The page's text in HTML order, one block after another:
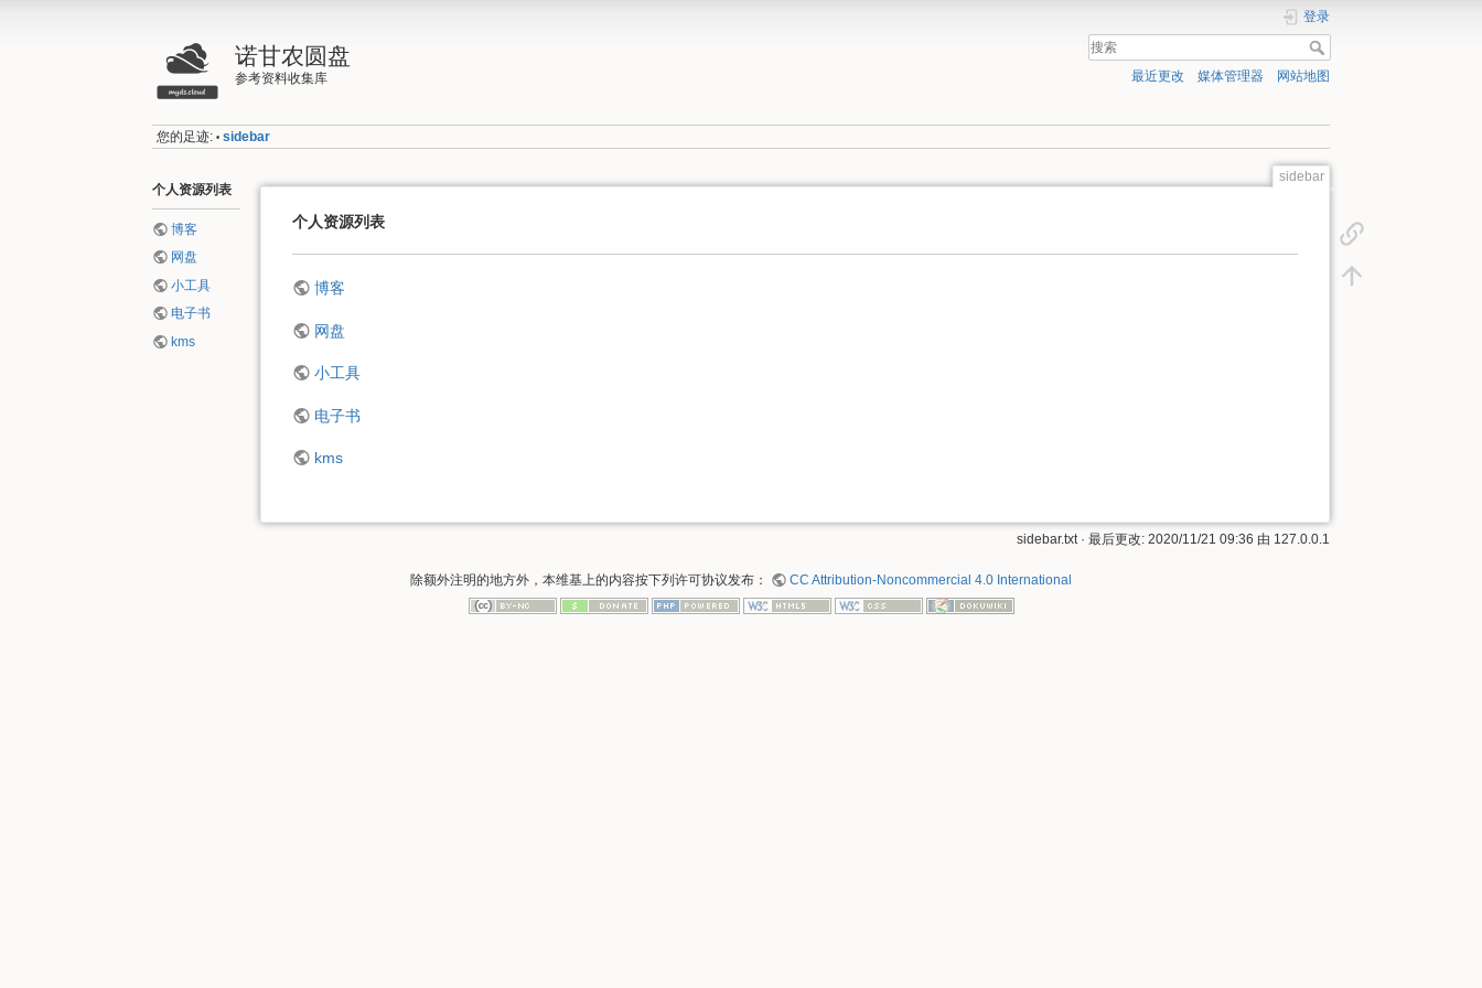
诺甘农圆盘
参考资料收集库
登录
最近更改 媒体管理器 网站地图
您的足迹: • sidebar
个人资源列表
博客
网盘
小工具
电子书
kms
sidebar
个人资源列表
博客
网盘
小工具
电子书
kms
sidebar.txt· 最后更改: 2020/11/21 09:36 由 127.0.0.1
除额外注明的地方外，本维基上的内容按下列许可协议发布： CC Attribution-Noncommercial 4.0 International